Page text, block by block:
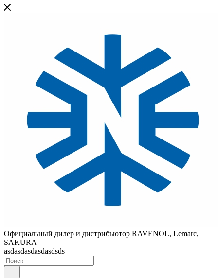
Официальный дилер и дистрибьютор RAVENOL, Lemarc,
SAKURA
asdasdasdasdasdsds